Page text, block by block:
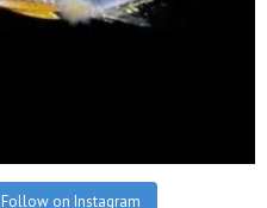
Follow on Instagram